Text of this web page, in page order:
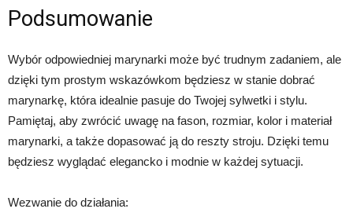
Podsumowanie
Wybór odpowiedniej marynarki może być trudnym zadaniem, ale
dzięki tym prostym wskazówkom będziesz w stanie dobrać
marynarkę, która idealnie pasuje do Twojej sylwetki i stylu.
Pamiętaj, aby zwrócić uwagę na fason, rozmiar, kolor i materiał
marynarki, a także dopasować ją do reszty stroju. Dzięki temu
będziesz wyglądać elegancko i modnie w każdej sytuacji.
Wezwanie do działania: